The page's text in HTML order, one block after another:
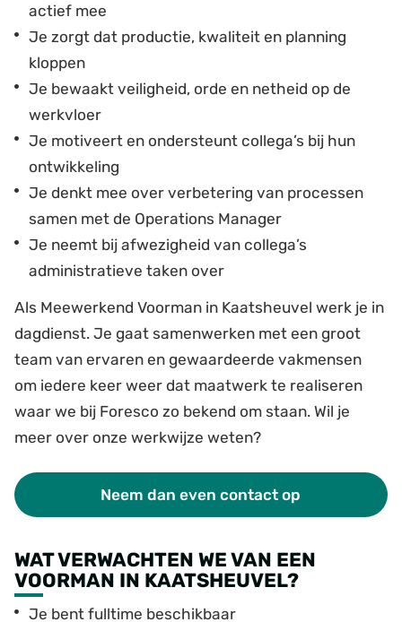
actief mee
Je zorgt dat productie, kwaliteit en planning
kloppen
Je bewaakt veiligheid, orde en netheid op de
werkvloer
Je motiveert en ondersteunt collega’s bij hun
ontwikkeling
Je denkt mee over verbetering van processen
samen met de Operations Manager
Je neemt bij afwezigheid van collega’s
administratieve taken over
Als Meewerkend Voorman in Kaatsheuvel werk je in
dagdienst. Je gaat samenwerken met een groot
team van ervaren en gewaardeerde vakmensen
om iedere keer weer dat maatwerk te realiseren
waar we bij Foresco zo bekend om staan. Wil je
meer over onze werkwijze weten?
Neem dan even contact op
WAT VERWACHTEN WE VAN EEN
VOORMAN IN KAATSHEUVEL?
Je bent fulltime beschikbaar